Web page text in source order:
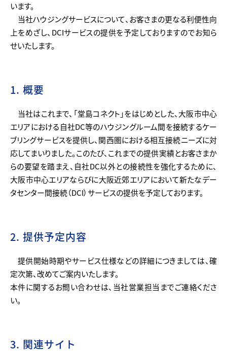
います。
当社ハウジングサービスについて、お客さまの更なる利便性向
上をめざし、DCIサービスの提供を予定しておりますのでお知ら
せいたします。
1. 概要
当社はこれまで、「堂島コネクト」をはじめとした、大阪市中心
エリアにおける自社DC等のハウジングルーム間を接続するケー
ブリングサービスを提供し、関西圏における相互接続ニーズに対
応してまいりました。このたび、これまでの提供実績とお客さまか
らの要望を踏まえ、自社DC以外との接続性を強化するために、
大阪市中心エリアならびに大阪近郊エリアにおいて新たなデー
タセンター間接続（DCI）サービスの提供を予定しております。
2. 提供予定内容
提供開始時期やサービス仕様などの詳細につきましては、確
定次第、改めてご案内いたします。
本件に関するお問い合わせは、当社営業担当までご連絡くださ
い。
3. 関連サイト